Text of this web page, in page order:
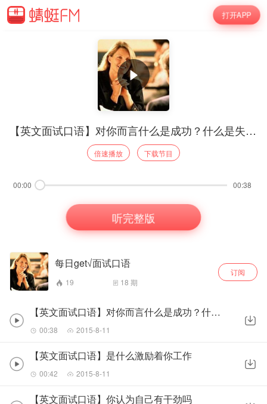
打开APP
【英文面试口语】对你而言什么是成功？什么是失败...
倍速播放 下载节目
00:00 00:38
听完整版
每日get√面试口语
19 18 期
订阅
【英文面试口语】对你而言什么是成功？什么是失败...
00:38 2015-8-11
【英文面试口语】是什么激励着你工作
00:42 2015-8-11
【英文面试口语】你认为自己有干劲吗